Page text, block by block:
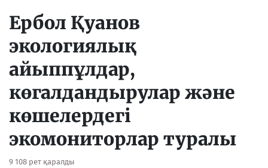
Ербол Қуанов
экологиялық
айыппұлдар,
көгалдандырулар және
көшелердегі
экомониторлар туралы
9 108 рет қаралды